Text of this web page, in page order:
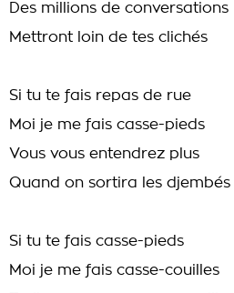
Des millions de conversations
Mettront loin de tes clichés
Si tu te fais repas de rue
Moi je me fais casse-pieds
Vous vous entendrez plus
Quand on sortira les djembés
Si tu te fais casse-pieds
Moi je me fais casse-couilles